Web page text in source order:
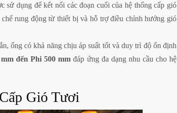
dụng để kết nối các đoạn cuối của hệ thống cấp gió
rung động từ thiết bị và hỗ trợ điều chỉnh hướng gió
ống có khả năng chịu áp suất tốt và duy trì độ ổn định
đến Phi 500 mm đáp ứng đa dạng nhu cầu cho hệ
Gió Tươi